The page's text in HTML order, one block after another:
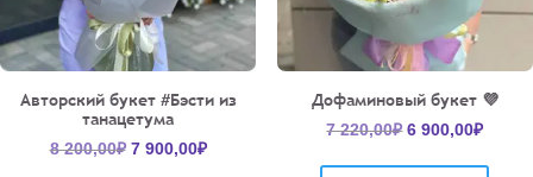
Авторский букет #Бэсти из
танацетума
8 200,00₽ Первоначальная
7 900,00₽Текущая
Дофаминовый букет 💜
7 220,00₽ 6 900,00₽